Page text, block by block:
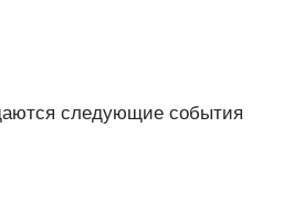
следующие события